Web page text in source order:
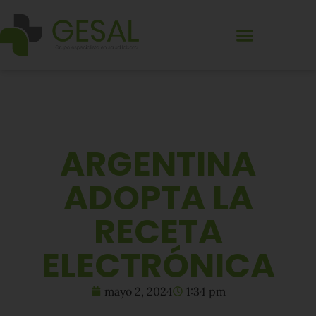
ARGENTINA
ADOPTA LA
RECETA
ELECTRÓNICA
mayo 2, 2024 1:34 pm